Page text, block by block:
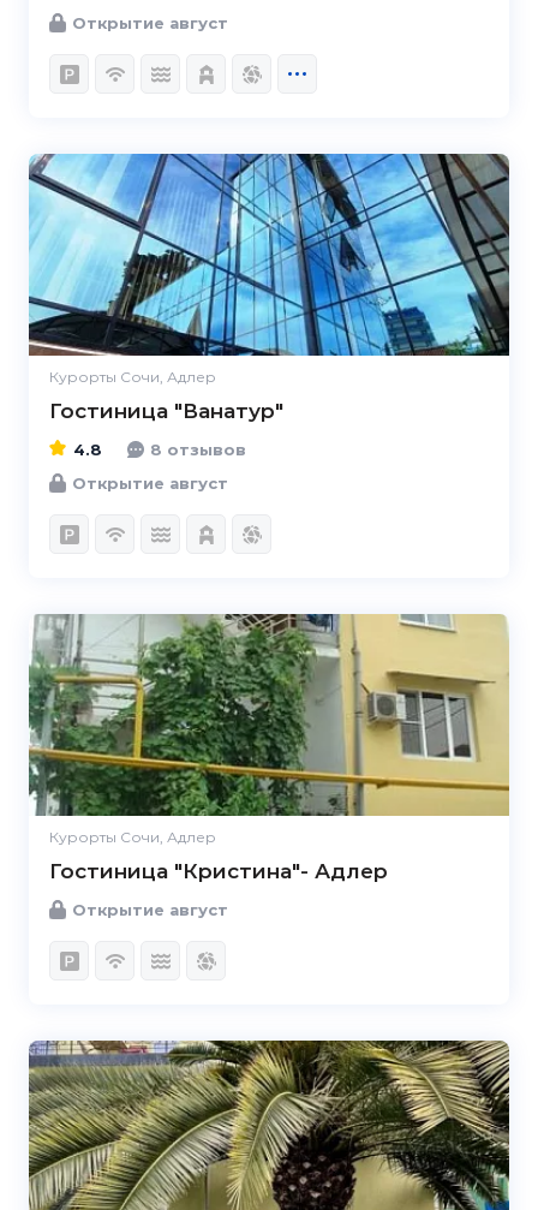
Открытие август
Курорты Сочи, Адлер
Гостиница "Ванатур"
4.8
4.8
8 отзывов
Открытие август
Курорты Сочи, Адлер
Гостиница "Кристина"- Адлер
Открытие август